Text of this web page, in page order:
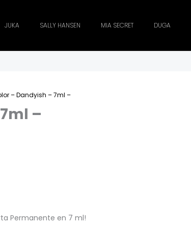
JUKA SALLY HANSEN MIA SECRET DUGA
– Dandyish – 7ml –
–
Permanente en 7 ml!